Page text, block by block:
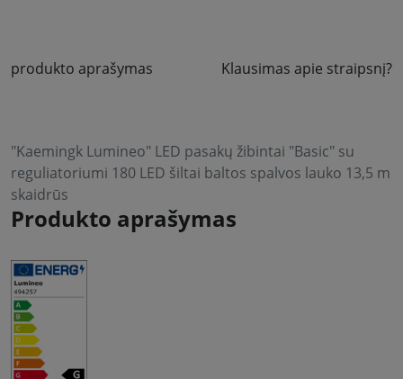
produkto aprašymas Klausimas apie straipsnį?
"Kaemingk Lumineo" LED pasakų žibintai "Basic" su
reguliatoriumi 180 LED šiltai baltos spalvos lauko 13,5 m
skaidrūs
Produkto aprašymas